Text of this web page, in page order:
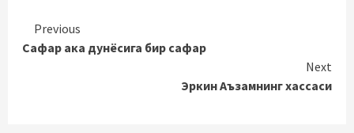
Continue
Reading
Previous
Сафар ака дунёсига бир сафар
Next
Эркин Аъзамнинг хассаси